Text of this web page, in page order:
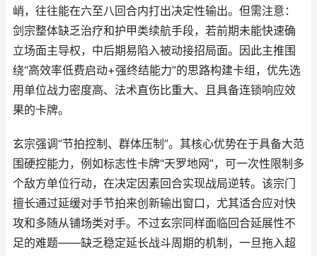
峭，往往能在六至八回合内打出决定性输出。但需注意：
剑宗整体缺乏治疗和护甲类续航手段，若前期未能快速确
立场面主导权，中后期易陷入被动接招局面。因此主推围
绕“高效率低费启动+强终结能力”的思路构建卡组，优先选
用单位战力密度高、法术直伤比重大、且具备连锁响应效
果的卡牌。
玄宗强调“节拍控制、群体压制”。其核心优势在于具备大范
围硬控能力，例如标志性卡牌“天罗地网”，可一次性限制多
个敌方单位行动，在决定因素回合实现战局逆转。该宗门
擅长通过延缓对手节拍来创新输出窗口，尤其适合应对快
攻和多随从铺场类对手。不过玄宗同样面临回合延展性不
足的难题——缺乏稳定延长战斗周期的机制，一旦拖入超